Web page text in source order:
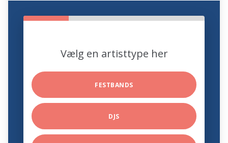
Vælg en artisttype her
FESTBANDS
DJS